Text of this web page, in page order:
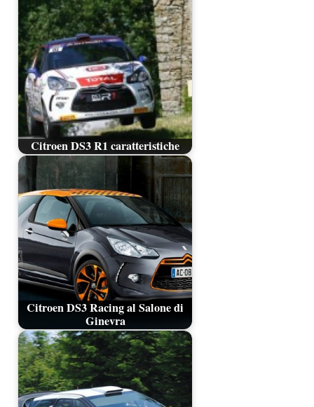
Citroen DS3 R1 caratteristiche
Citroen DS3 Racing al Salone di
Ginevra